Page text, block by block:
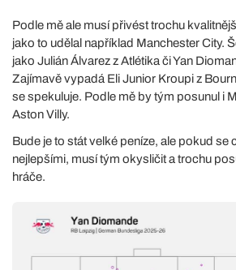
Podle mě ale musí přivést trochu
jako to udělal například Manchester City.
jako Julián Álvarez z Atlétika či Yan
Zajímavě vypadá Eli Junior Kroupi z
se spekuluje. Podle mě by tým posunul i
Aston Villy.
Bude je to stát velké peníze, ale pokud se
nejlepšími, musí tým okysličit a trochu
hráče.